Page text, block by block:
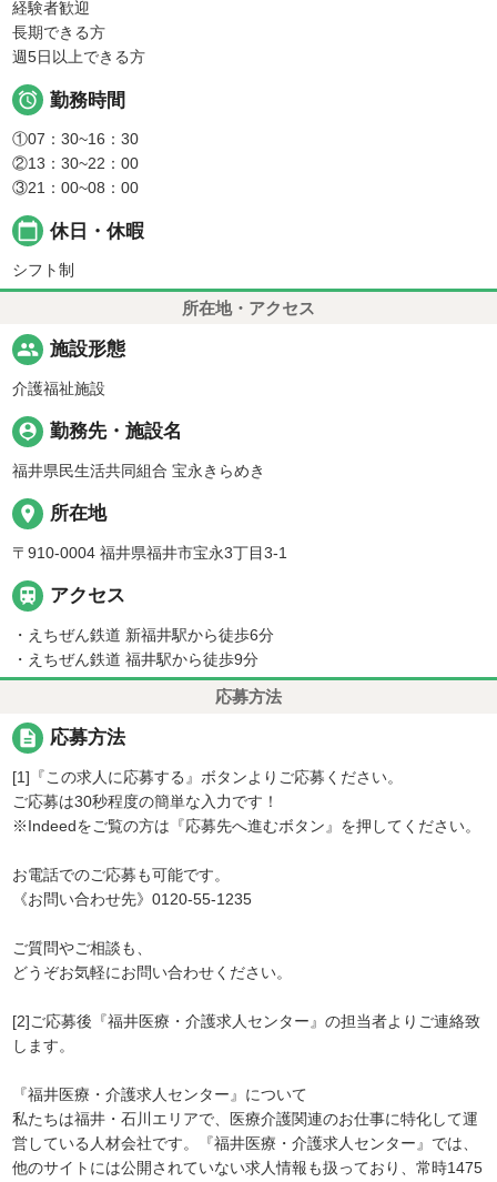
経験者歓迎
長期できる方
週5日以上できる方
 勤務時間
①07：30~16：30
②13：30~22：00
③21：00~08：00
calendar_today 休日・休暇
シフト制
所在地・アクセス
people 施設形態
介護福祉施設
person_pin 勤務先・施設名
福井県民生活共同組合 宝永きらめき
place 所在地
〒910-0004 福井県福井市宝永3丁目3-1
 アクセス
・えちぜん鉄道 新福井駅から徒歩6分
・えちぜん鉄道 福井駅から徒歩9分
応募方法
description 応募方法
[1]『この求人に応募する』ボタンよりご応募ください。
ご応募は30秒程度の簡単な入力です！
※Indeedをご覧の方は『応募先へ進むボタン』を押してください。
お電話でのご応募も可能です。
《お問い合わせ先》0120-55-1235
ご質問やご相談も、
どうぞお気軽にお問い合わせください。
[2]ご応募後『福井医療・介護求人センター』の担当者よりご連絡致
します。
『福井医療・介護求人センター』について
私たちは福井・石川エリアで、医療介護関連のお仕事に特化して運
営している人材会社です。『福井医療・介護求人センター』では、
他のサイトには公開されていない求人情報も扱っており、常時1475